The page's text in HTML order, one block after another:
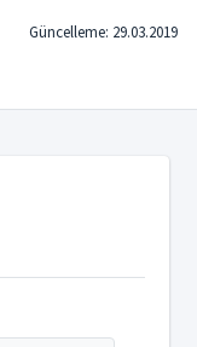
Güncelleme: 29.03.2019